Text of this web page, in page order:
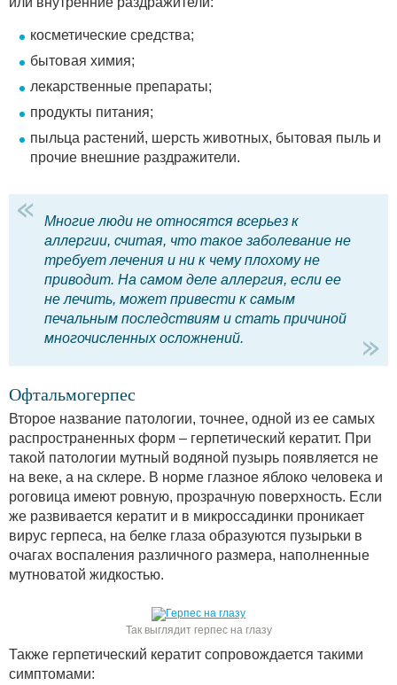
косметические средства;
бытовая химия;
лекарственные препараты;
продукты питания;
пыльца растений, шерсть животных, бытовая пыль и
прочие внешние раздражители.
Многие люди не относятся всерьез к
аллергии, считая, что такое заболевание не
требует лечения и ни к чему плохому не
приводит. На самом деле аллергия, если ее
не лечить, может привести к самым
печальным последствиям и стать причиной
многочисленных осложнений.
Офтальмогерпес
Второе название патологии, точнее, одной из ее самых
распространенных форм – герпетический кератит. При
такой патологии мутный водяной пузырь появляется не
на веке, а на склере. В норме глазное яблоко человека и
роговица имеют ровную, прозрачную поверхность. Если
же развивается кератит и в микроссадинки проникает
вирус герпеса, на белке глаза образуются пузырьки в
очагах воспаления различного размера, наполненные
мутноватой жидкостью.
Так выглядит герпес на глазу
Также герпетический кератит сопровождается такими
симптомами: